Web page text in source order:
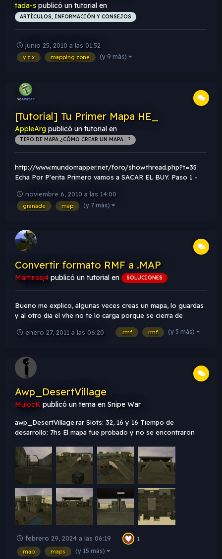
tada-s publicó un tutorial en
ARTÍCULOS, INFORMACIÓN Y CONSEJOS
junio 25, 2010 a las 01:52
y z x mapping zone (y 9 más)
[Tutorial] Tu Primer Mapa HE_
AppleArg publicó un tutorial en
TIPO DE MAPA ¿CÓMO CREAR UN MAPA...?
http://www.mundomapper.net/foro/showthread.php?t=35
Echa Por P'erita Primero vamos a SACAR EL BUY. Paso 1 -
"info_map_parameters" y lo seleccionamos y apretamos
ALT + ENTER y completamos lo siguiente Weapon Buying:
noviembre 6, 2010 a las 14:00
granade map (y 7 más)
Convertir formato RMF a .MAP
Martinssj4 publicó un tutorial en SOLUCIONES
Bueno me explico, algunas veces creas un mapa, lo guardas
y al otro dia el vhe no te lo carga porque se cierra de
compilarlo o seguirlo editando de esta manera. Este tutorial
comp...
enero 27, 2011 a las 06:20 .rmf rmf (y 5 más)
Awp_DesertVillage
MulocK publicó un tema en Snipe War
awp_DesertVillage.rar Slots: 32, 16 y 16 Tiempo de
desarrollo: 7hs El mapa fue probado y no se encontraron
función de jugar awp Descripción: Realmente es un mapa
simple, se enfoca en el eje normal de los mapas AWP_, con
febrero 29, 2024 a las 06:19 1
map maps (y 15 más)